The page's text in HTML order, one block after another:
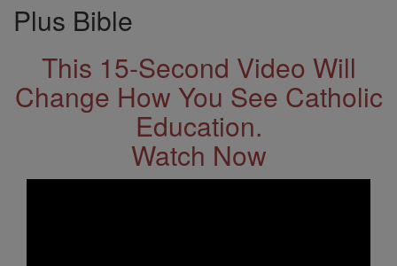
Plus Bible
This 15-Second Video Will
Change How You See Catholic
Education.
Watch Now